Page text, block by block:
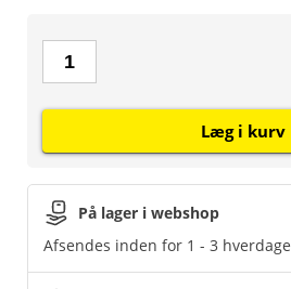
På lager i webshop
Afsendes inden for 1 - 3 hverdage
Læg i kurv